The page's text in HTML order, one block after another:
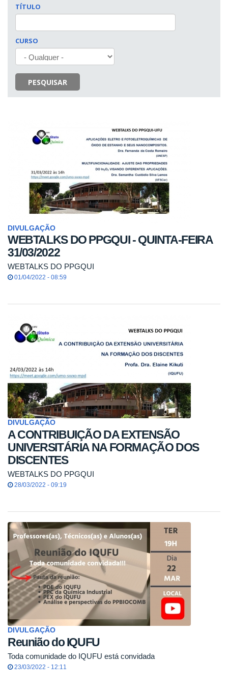
TÍTULO
CURSO
PESQUISAR
DIVULGAÇÃO
WEBTALKS DO PPGQUI - QUINTA-FEIRA
31/03/2022
WEBTALKS DO PPGQUI
01/04/2022 - 08:59
DIVULGAÇÃO
A CONTRIBUIÇÃO DA EXTENSÃO
UNIVERSITÁRIA NA FORMAÇÃO DOS
DISCENTES
WEBTALKS DO PPGQUI
28/03/2022 - 09:19
DIVULGAÇÃO
Reunião do IQUFU
Toda comunidade do IQUFU está convidada
23/03/2022 - 12:11